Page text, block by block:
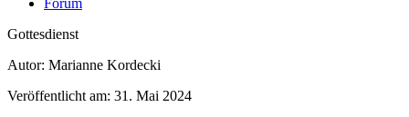
Gottesdienst
Autor: Marianne Kordecki
Veröffentlicht am: 31. Mai 2024